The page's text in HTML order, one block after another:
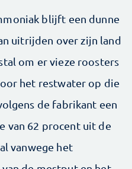
blijft een dunne
uitrijden over zijn land
om er vieze roosters
het restwater op die
de fabrikant een
van 62 procent uit de
vanwege het